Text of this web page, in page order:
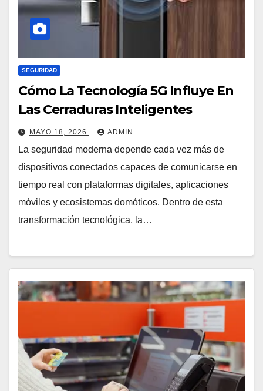
SEGURIDAD
Cómo La Tecnología 5G Influye En
Las Cerraduras Inteligentes
MAYO 18, 2026 ADMIN
La seguridad moderna depende cada vez más de
dispositivos conectados capaces de comunicarse en
tiempo real con plataformas digitales, aplicaciones
móviles y ecosistemas domóticos. Dentro de esta
transformación tecnológica, la…